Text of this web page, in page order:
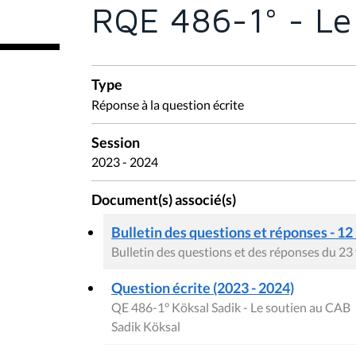
t
s
i
:
RQE 486-1° -
Type
Réponse à la question écrite
Session
2023 - 2024
Document(s) associé(s)
Bulletin des questions et réponses - 12
Bulletin des questions et des réponses du
Question écrite (2023 - 2024)
QE 486-1° Köksal Sadik - Le soutien au CAB
Sadik Köksal